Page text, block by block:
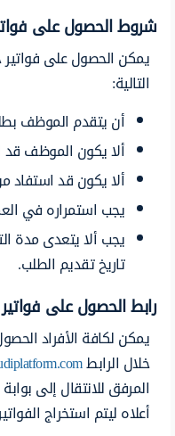
شروط الحصول على
يمكن الحصول على
التالية:
أن يتقدم الموظف
ألا يكون الموظف
ألا يكون قد استفاد
يجب استمراره في العمل لمدة 13
تاريخ تقديم الطلب.
رابط الحصول على
يمكن لكافة الأفراد
خلال الرابط
المرفق للانتقال إلى
أعلاه ليتم استخراج